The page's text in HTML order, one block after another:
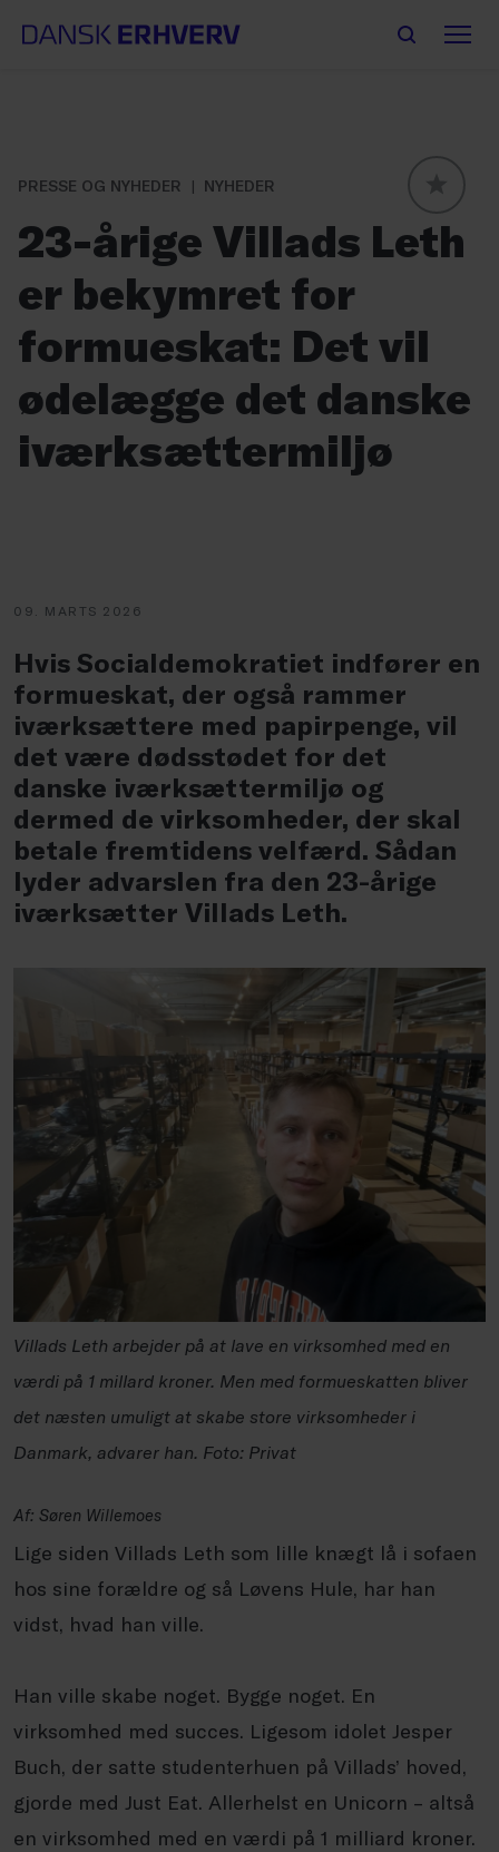
PRESSE OG NYHEDER
NYHEDER
23-årige Villads Leth
er bekymret for
formueskat: Det vil
ødelægge det danske
iværksættermiljø
09. MARTS 2026
Hvis Socialdemokratiet indfører en
formueskat, der også rammer
iværksættere med papirpenge, vil
det være dødsstødet for det
danske iværksættermiljø og
dermed de virksomheder, der skal
betale fremtidens velfærd. Sådan
lyder advarslen fra den 23-årige
iværksætter Villads Leth.
Villads Leth arbejder på at lave en virksomhed med en
værdi på 1 millard kroner. Men med formueskatten bliver
det næsten umuligt at skabe store virksomheder i
Danmark, advarer han. Foto: Privat
Af: Søren Willemoes
Lige siden Villads Leth som lille knægt lå i sofaen
hos sine forældre og så Løvens Hule, har han
vidst, hvad han ville.
Han ville skabe noget. Bygge noget. En
virksomhed med succes. Ligesom idolet Jesper
Buch, der satte studenterhuen på Villads’ hoved,
gjorde med Just Eat. Allerhelst en Unicorn – altså
en virksomhed med en værdi på 1 milliard kroner.